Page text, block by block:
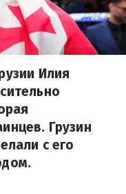
Илия
Грузин
с его